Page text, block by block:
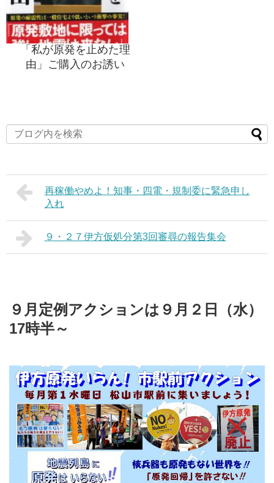
「私が原発を止めた理
由」ご購入のお誘い
再稼働やめよ！知事・四電・規制委に緊急申し
入れ
９・２７伊方仮処分第3回審尋の報告集会
９月定例アクションは９月２日（水）
17時半～